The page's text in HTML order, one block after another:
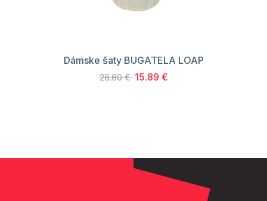
Dámske šaty BUGATELA LOAP
28.60 € 15.89 €